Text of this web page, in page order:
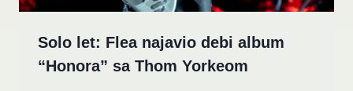
Solo let: Flea najavio debi album
“Honora” sa Thom Yorkeom